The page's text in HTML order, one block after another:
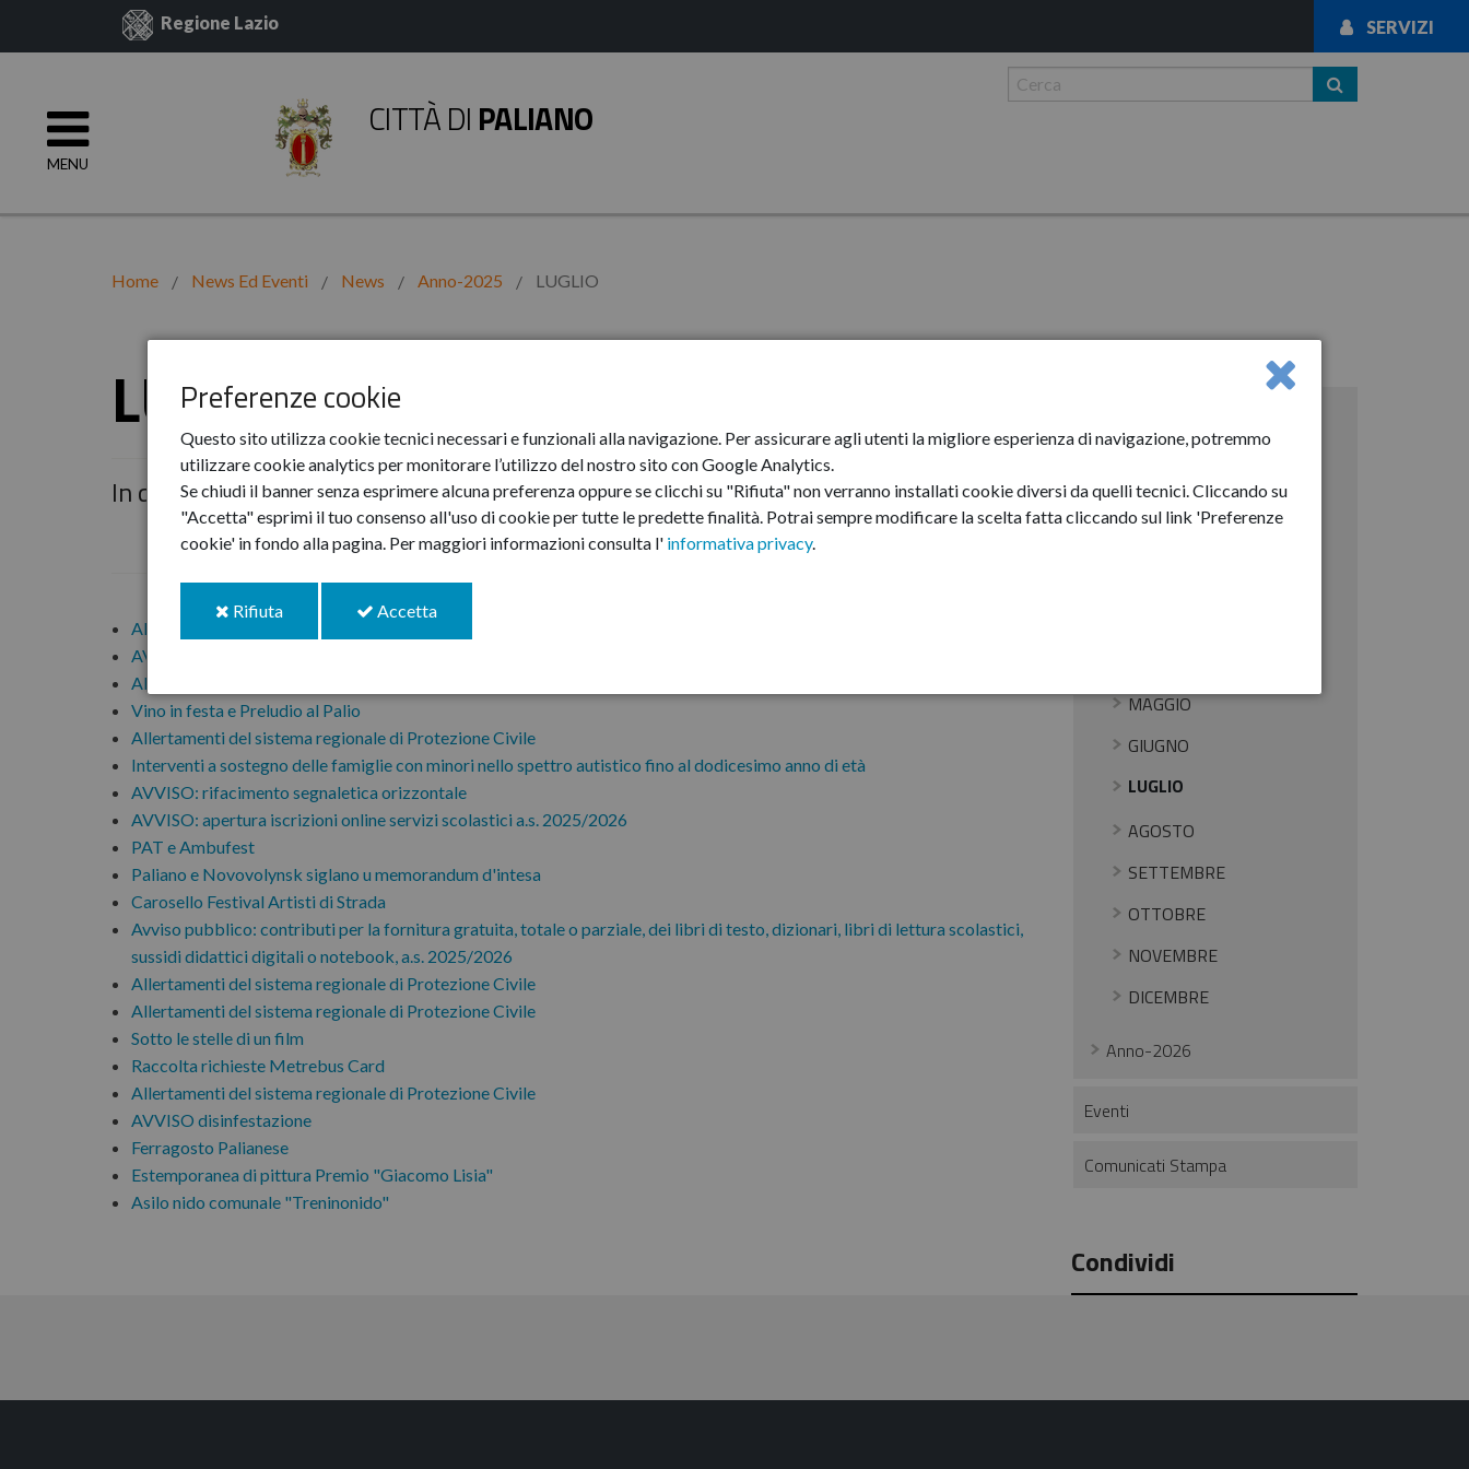
Preferenze cookie
Questo sito utilizza cookie tecnici necessari e funzionali alla navigazione. Per assicurare agli utenti la migliore esperienza di navigazione, potremmo
utilizzare cookie analytics per monitorare l’utilizzo del nostro sito con Google Analytics.
Se chiudi il banner senza esprimere alcuna preferenza oppure se clicchi su "Rifiuta" non verranno installati cookie diversi da quelli tecnici. Cliccando su
"Accetta" esprimi il tuo consenso all'uso di cookie per tutte le predette finalità. Potrai sempre modificare la scelta fatta cliccando sul link 'Preferenze
cookie' in fondo alla pagina. Per maggiori informazioni consulta l' informativa privacy.
Rifiutai
Accettai
Regione Lazio SERVIZI
MENU
CITTÀ DI PALIANO
Home News Ed Eventi News Anno-2025 LUGLIO
LUGLIO
In questa pagina:
Allertamenti del sistema regionale di Protezione Civile
AVVISO PUBBLICO
Allertamenti del sistema regionale di Protezione Civile
Vino in festa e Preludio al Palio
Allertamenti del sistema regionale di Protezione Civile
Interventi a sostegno delle famiglie con minori nello spettro autistico fino al dodicesimo anno di età
AVVISO: rifacimento segnaletica orizzontale
AVVISO: apertura iscrizioni online servizi scolastici a.s. 2025/2026
PAT e Ambufest
Paliano e Novovolynsk siglano u memorandum d'intesa
Carosello Festival Artisti di Strada
Avviso pubblico: contributi per la fornitura gratuita, totale o parziale, dei libri di testo, dizionari, libri di lettura scolastici,
sussidi didattici digitali o notebook, a.s. 2025/2026
Allertamenti del sistema regionale di Protezione Civile
Allertamenti del sistema regionale di Protezione Civile
Sotto le stelle di un film
Raccolta richieste Metrebus Card
Allertamenti del sistema regionale di Protezione Civile
AVVISO disinfestazione
Ferragosto Palianese
Estemporanea di pittura Premio "Giacomo Lisia"
Asilo nido comunale "Treninonido"
Anno-2024
Anno-2025
MAGGIO
GIUGNO
LUGLIO
AGOSTO
SETTEMBRE
OTTOBRE
NOVEMBRE
DICEMBRE
Anno-2026
Eventi
Comunicati Stampa
Condividi